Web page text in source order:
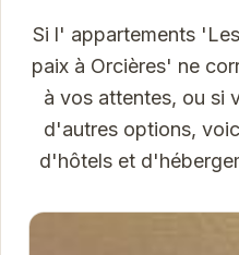
Si l' appartements
paix à Orcières' ne
à vos attentes, ou si
d'autres options,
d'hôtels et